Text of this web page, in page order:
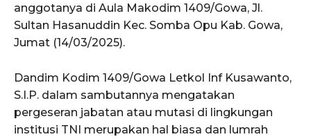
anggotanya di Aula Makodim 1409/Gowa, Jl.
Sultan Hasanuddin Kec. Somba Opu Kab. Gowa,
Jumat (14/03/2025).
Dandim Kodim 1409/Gowa Letkol Inf Kusawanto,
S.I.P. dalam sambutannya mengatakan
pergeseran jabatan atau mutasi di lingkungan
institusi TNI merupakan hal biasa dan lumrah